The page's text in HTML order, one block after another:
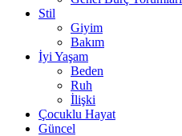
Stil
Giyim
Bakım
İyi Yaşam
Beden
Ruh
İlişki
Çocuklu Hayat
Güncel